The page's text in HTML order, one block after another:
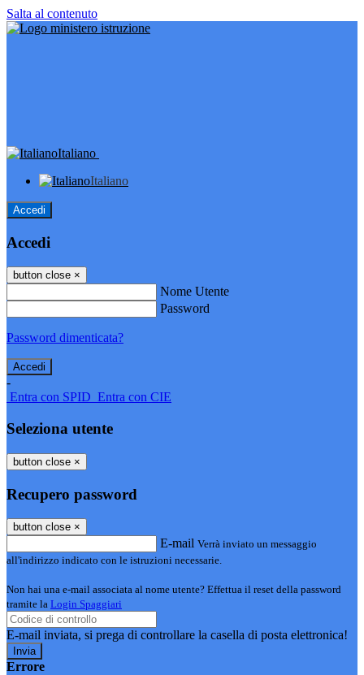
Salta al contenuto
Italiano
Italiano
Accedi
Accedi
button close ×
Nome Utente
Password
Password dimenticata?
-
Entra con SPID Entra con CIE
Seleziona utente
button close ×
Recupero password
button close ×
E-mail Verrà inviato un messaggio
all'indirizzo indicato con le istruzioni necessarie.
Non hai una e-mail associata al nome utente? Effettua il reset della password
tramite la Login Spaggiari
E-mail inviata, si prega di controllare la casella di posta elettronica!
Errore